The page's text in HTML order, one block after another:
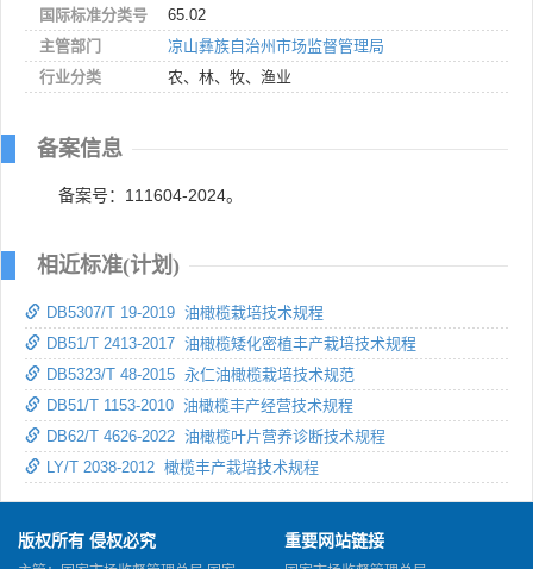
国际标准分类号
65.02
主管部门
凉山彝族自治州市场监督管理局
行业分类
农、林、牧、渔业
备案信息
备案号：111604-2024。
相近标准(计划)
DB5307/T 19-2019 油橄榄栽培技术规程
DB51/T 2413-2017 油橄榄矮化密植丰产栽培技术规程
DB5323/T 48-2015 永仁油橄榄栽培技术规范
DB51/T 1153-2010 油橄榄丰产经营技术规程
DB62/T 4626-2022 油橄榄叶片营养诊断技术规程
LY/T 2038-2012 橄榄丰产栽培技术规程
版权所有 侵权必究 重要网站链接